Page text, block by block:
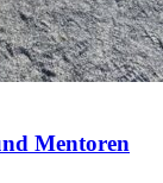
Mentoren